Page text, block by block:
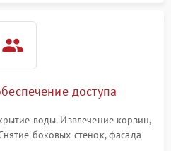
доступа
воды. Извлечение корзин,
боковых стенок, фасада